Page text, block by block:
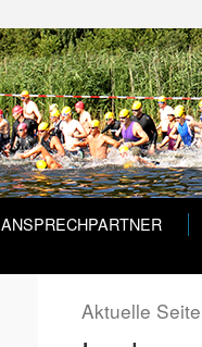
ANSPRECHPARTNER
Aktuelle